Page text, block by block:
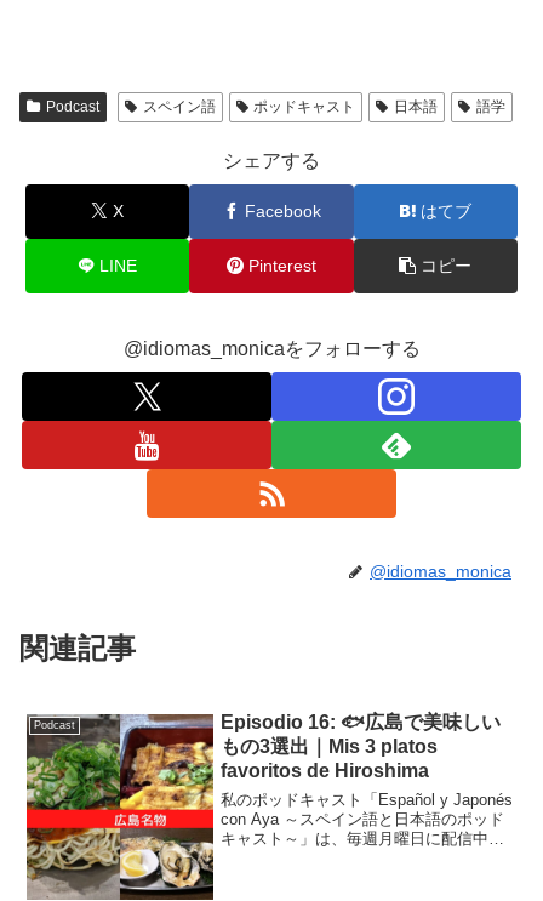
Podcast スペイン語 ポッドキャスト 日本語 語学
シェアする
X Facebook はてブ
LINE Pinterest コピー
@idiomas_monicaをフォローする
@idiomas_monica
関連記事
Podcast
Episodio 16: 🐟広島で美味しい
もの3選出｜Mis 3 platos
favoritos de Hiroshima
私のポッドキャスト「Español y Japonés
con Aya ～スペイン語と日本語のポッド
キャスト～」は、毎週月曜日に配信中で